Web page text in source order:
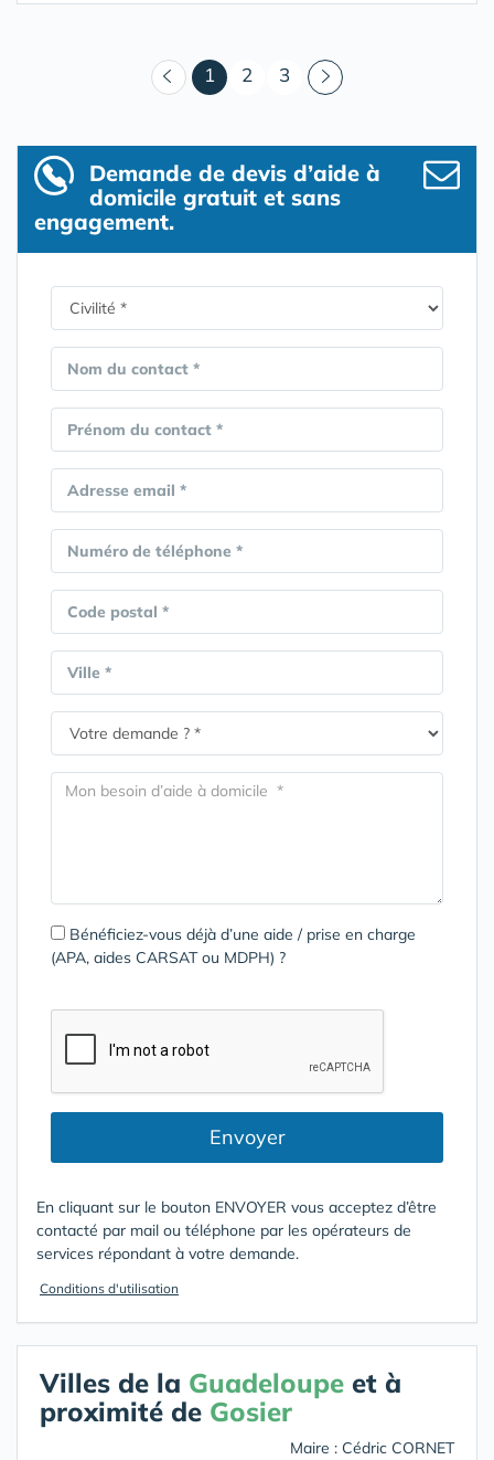
1 (courant)
2 3
Demande de devis d’aide à
domicile gratuit et sans
engagement.
Nom du contact *
Prénom du contact *
Adresse email *
Numéro de téléphone *
Code postal *
Ville *
Bénéficiez-vous déjà d’une aide / prise en charge
(APA, aides CARSAT ou MDPH) ?
Envoyer
En cliquant sur le bouton ENVOYER vous acceptez d’être
contacté par mail ou téléphone par les opérateurs de
services répondant à votre demande.
Conditions d'utilisation
Villes de la Guadeloupe et à
proximité de Gosier
Maire : Cédric CORNET